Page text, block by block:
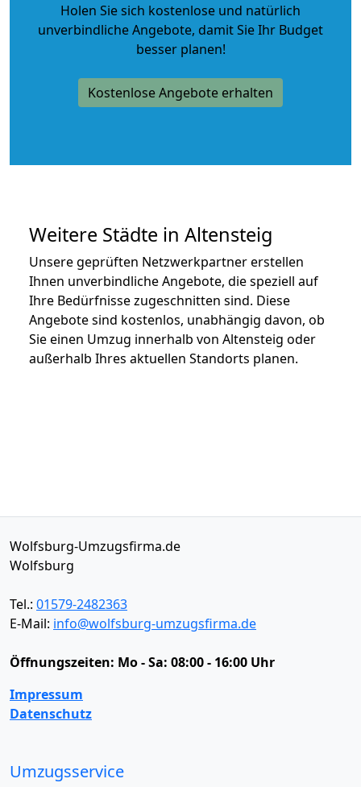
Holen Sie sich kostenlose und natürlich
unverbindliche Angebote, damit Sie Ihr Budget
besser planen!
Kostenlose Angebote erhalten
Weitere Städte in Altensteig
Unsere geprüften Netzwerkpartner erstellen
Ihnen unverbindliche Angebote, die speziell auf
Ihre Bedürfnisse zugeschnitten sind. Diese
Angebote sind kostenlos, unabhängig davon, ob
Sie einen Umzug innerhalb von Altensteig oder
außerhalb Ihres aktuellen Standorts planen.
Wolfsburg-Umzugsfirma.de
Wolfsburg
Tel.: 01579-2482363
E-Mail: info@wolfsburg-umzugsfirma.de
Öffnungszeiten: Mo - Sa: 08:00 - 16:00 Uhr
Impressum
Datenschutz
Umzugsservice